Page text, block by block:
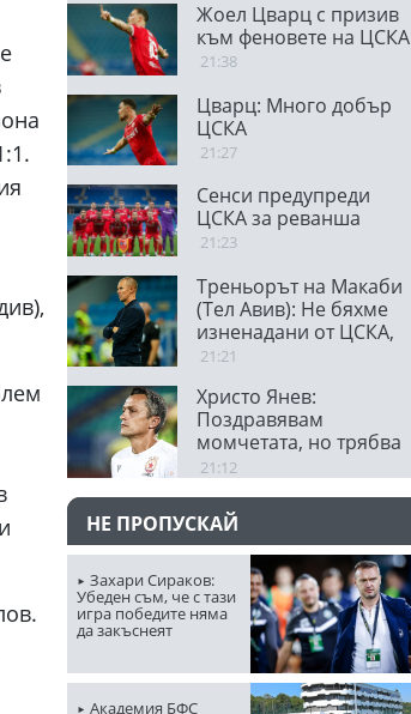
изключителен двубой
Жоел Цварц с призив
към феновете на ЦСКА
21:38
Цварц: Много добър
ЦСКА
21:27
Сенси предупреди
ЦСКА за реванша
21:23
Треньорът на Макаби
(Тел Авив): Не бяхме
изненадани от ЦСКА,
очаква ни огромно
21:21
Христо Янев:
Поздравявам
момчетата, но трябва
да останем смирени
21:12
НЕ ПРОПУСКАЙ
Захари Сираков:
Убеден съм, че с тази
игра победите няма
да закъснеят
Академия БФС